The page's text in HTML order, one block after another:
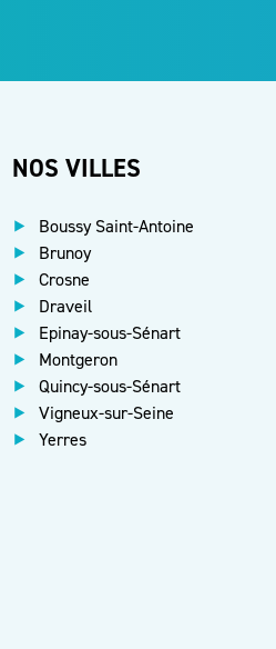
NOS VILLES
Boussy Saint-Antoine
Brunoy
Crosne
Draveil
Epinay-sous-Sénart
Montgeron
Quincy-sous-Sénart
Vigneux-sur-Seine
Yerres